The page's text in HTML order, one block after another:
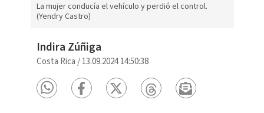
La mujer conducía el vehículo y perdió el control.
(Yendry Castro)
Indira Zúñiga
Costa Rica /13.09.2024 14:50:38